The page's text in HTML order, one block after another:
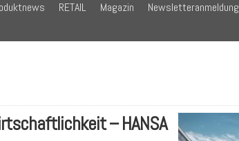
RETAIL Magazin Newsletteranmeldung
– HANSA